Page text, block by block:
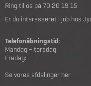
Ring til os på 70 20 19 15
Er du interesseret i job hos
Telefonåbningstid:
Mandag – torsdag:
Fredag:
Se vores afdelinger her